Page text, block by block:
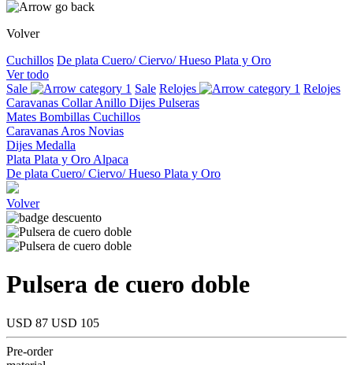
Volver
Cuchillos De plata Cuero/ Ciervo/ Hueso Plata y Oro
Ver todo
Sale
Sale Relojes
Relojes
Caravanas CollarAnillo Dijes Pulseras
Mates Bombillas Cuchillos
Caravanas Aros Novias
Dijes Medalla
Plata Plata y Oro Alpaca
De plata Cuero/ Ciervo/ Hueso Plata y Oro
Volver
Pulsera de cuero doble
USD 87 USD 105
Pre-order